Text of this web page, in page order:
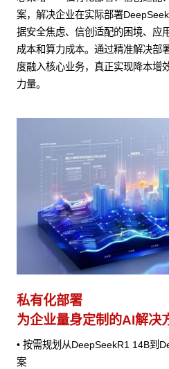
案，解决企业在实际部署
据安全焦虑、信创适配的困境、应
成本和算力成本。通过精准解决部
度融入核心业务，真正实现降本增
力量。
私有化部署
为企业量身定制的AI解决
• 按需规划从DeepSeekR1 14B到
案